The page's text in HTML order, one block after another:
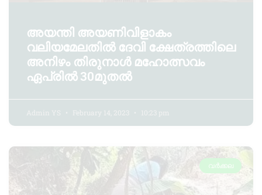
അയന്തി അയണിവിളാകം
വലിയമേലതിൽ ദേവി ക്ഷേത്രത്തിലെ
അനിഴം തിരുനാൾ മഹോത്സവം
ഏപ്രിൽ 30മുതൽ
Admin YS February 14, 2023 10:23 pm
വർക്കല